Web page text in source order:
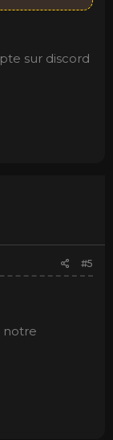
sur discord
#5
notre